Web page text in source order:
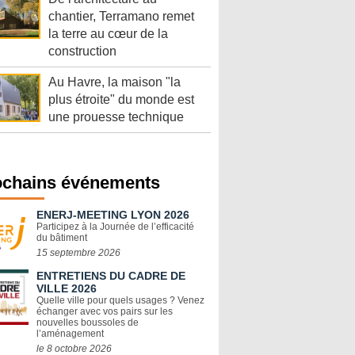
chantier, Terramano remet
la terre au cœur de la
construction
Au Havre, la maison "la
plus étroite" du monde est
une prouesse technique
événements
ENERJ-MEETING LYON 2026
Participez à la Journée de l’efficacité
du bâtiment
15 septembre 2026
ENTRETIENS DU CADRE DE
VILLE 2026
Quelle ville pour quels usages ? Venez
échanger avec vos pairs sur les
nouvelles boussoles de
l’aménagement
le 8 octobre 2026